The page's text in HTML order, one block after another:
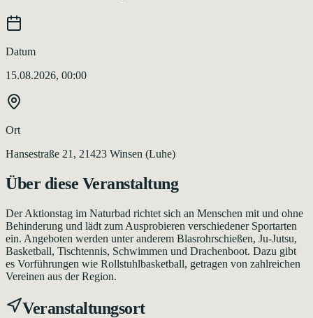
Datum
15.08.2026, 00:00
Ort
Hansestraße 21, 21423 Winsen (Luhe)
Über diese Veranstaltung
Der Aktionstag im Naturbad richtet sich an Menschen mit und ohne
Behinderung und lädt zum Ausprobieren verschiedener Sportarten
ein. Angeboten werden unter anderem Blasrohrschießen, Ju-Jutsu,
Basketball, Tischtennis, Schwimmen und Drachenboot. Dazu gibt
es Vorführungen wie Rollstuhlbasketball, getragen von zahlreichen
Vereinen aus der Region.
Veranstaltungsort